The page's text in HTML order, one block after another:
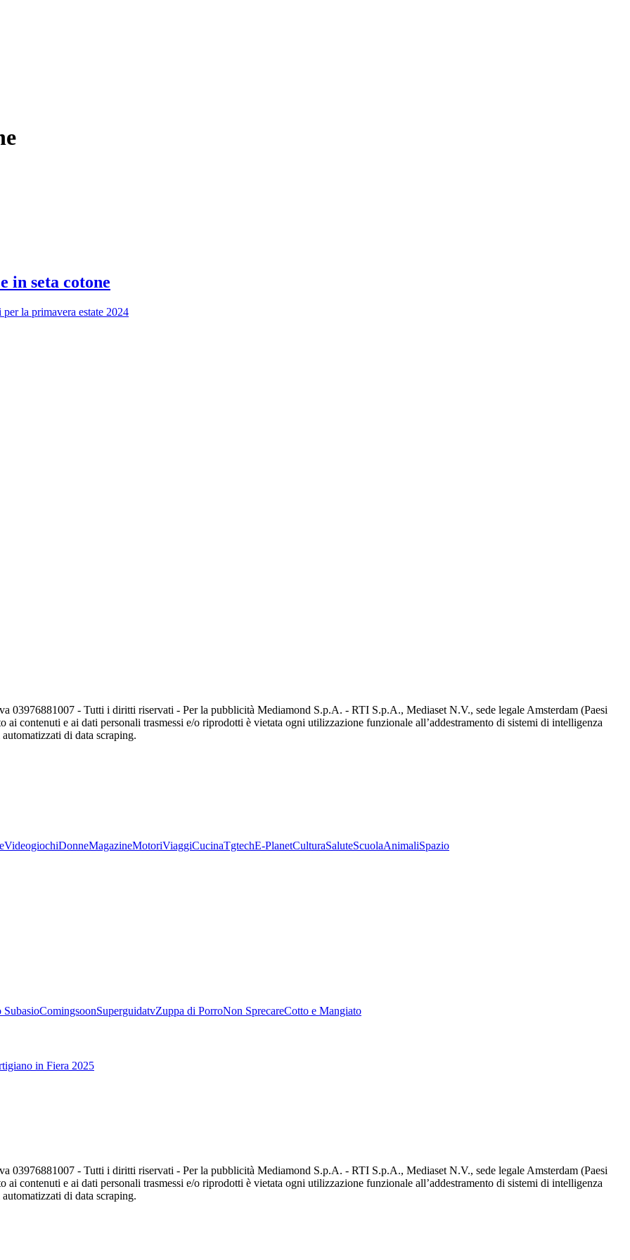
in seta cotone
la primavera estate 2024
03976881007 - Tutti i diritti riservati - Per la pubblicità Mediamond S.p.A. - RTI S.p.A., Mediaset N.V., sede legale Amsterdam (Paesi
ai contenuti e ai dati personali trasmessi e/o riprodotti è vietata ogni utilizzazione funzionale all’addestramento di sistemi di intelligenza
di data scraping.
VideogiochiDonneMagazineMotoriViaggiCucinaTgtechE-PlanetCulturaSaluteScuolaAnimaliSpazio
SubasioComingsoonSuperguidatvZuppa di PorroNon SprecareCotto e Mangiato
in Fiera 2025
03976881007 - Tutti i diritti riservati - Per la pubblicità Mediamond S.p.A. - RTI S.p.A., Mediaset N.V., sede legale Amsterdam (Paesi
ai contenuti e ai dati personali trasmessi e/o riprodotti è vietata ogni utilizzazione funzionale all’addestramento di sistemi di intelligenza
di data scraping.